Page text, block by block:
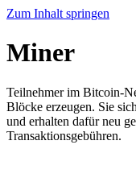
Zum Inhalt springen
Miner
Teilnehmer im Bitcoin-
Blöcke erzeugen. Sie
und erhalten dafür neu
Transaktionsgebühren.